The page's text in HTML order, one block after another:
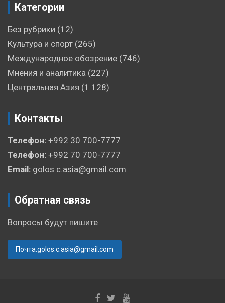
Категории
Без рубрики (12)
Культура и спорт (265)
Международное обозрение (746)
Мнения и аналитика (227)
Центральная Азия (1 128)
Контакты
Телефон: +992 30 700-7777
Телефон: +992 70 700-7777
Email: golos.c.asia@gmail.com
Обратная связь
Вопросы будут пишите
Почта:golos.c.asia@gmail.com